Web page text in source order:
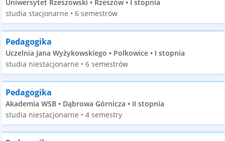
Uniwersytet Rzeszowski • Rzeszów • I stopnia
studia stacjonarne • 6 semestrów
Pedagogika
Uczelnia Jana Wyżykowskiego • Polkowice • I stopnia
studia niestacjonarne • 6 semestrów
Pedagogika
Akademia WSB • Dąbrowa Górnicza • II stopnia
studia niestacjonarne • 4 semestry